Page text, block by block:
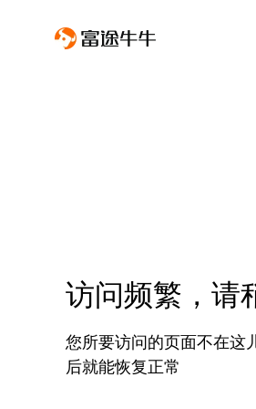
访问频繁，请
您所要访问的页面不在这
后就能恢复正常